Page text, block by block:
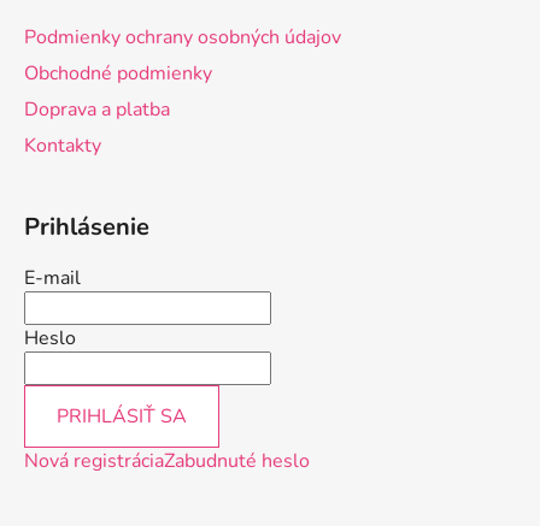
Podmienky ochrany osobných údajov
Obchodné podmienky
Doprava a platba
Kontakty
Prihlásenie
E-mail
Heslo
PRIHLÁSIŤ SA
Nová registráciaZabudnuté heslo